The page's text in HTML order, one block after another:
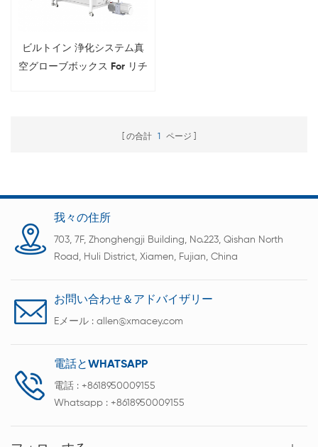
ビルトイン 浄化システム真
空グローブボックス For リチ
の合計 1 ページ
我々の住所
703, 7F, Zhonghengji Building, No.223, Qishan North
Road, Huli District, Xiamen, Fujian, China
お問い合わせ＆アドバイザリー
Eメール : allen@xmacey.com
電話とWHATSAPP
電話 : +8618950009155
Whatsapp : +8618950009155